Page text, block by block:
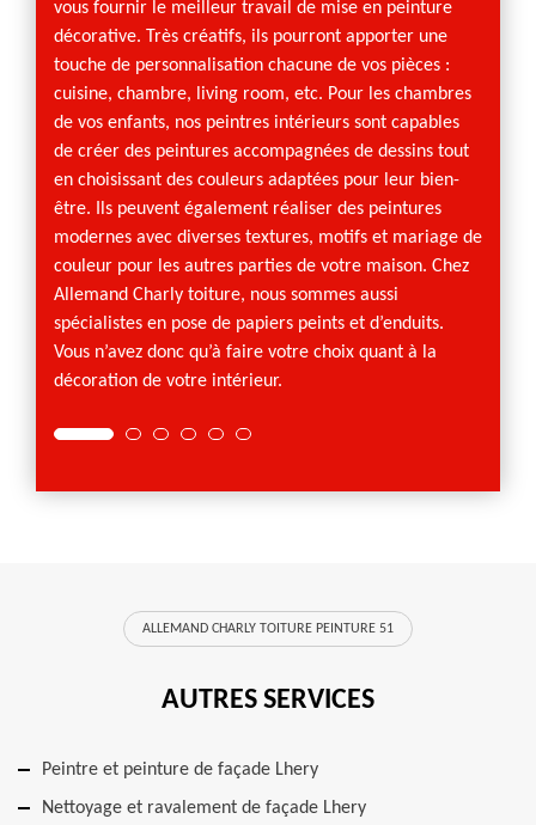
vous fournir le meilleur travail de mise en peinture
décorative. Très créatifs, ils pourront apporter une
touche de personnalisation chacune de vos pièces :
cuisine, chambre, living room, etc. Pour les chambres
de vos enfants, nos peintres intérieurs sont capables
de créer des peintures accompagnées de dessins tout
en choisissant des couleurs adaptées pour leur bien-
être. Ils peuvent également réaliser des peintures
modernes avec diverses textures, motifs et mariage de
couleur pour les autres parties de votre maison. Chez
Allemand Charly toiture, nous sommes aussi
spécialistes en pose de papiers peints et d’enduits.
Vous n’avez donc qu’à faire votre choix quant à la
décoration de votre intérieur.
ALLEMAND CHARLY TOITURE PEINTURE 51
AUTRES SERVICES
Peintre et peinture de façade Lhery
Nettoyage et ravalement de façade Lhery